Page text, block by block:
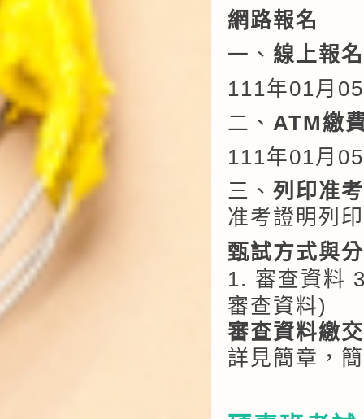
網路報名
一、 線上報
111年01月
二、 ATM繳
111年01月
三、 列印准
准考證明列
甄試方式與
1. 審查資料
審查資料)
審查資料繳
詳見簡章，